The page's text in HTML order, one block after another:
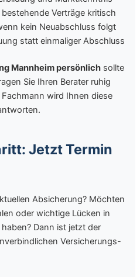
Verträge kritisch
kein Neuabschluss folgt
statt einmaliger Abschluss
Mannheim persönlich sollte
Sie Ihren Berater ruhig
wird Ihnen diese
Jetzt Termin
Absicherung? Möchten
oder wichtige Lücken in
Dann ist jetzt der
Versicherungs-